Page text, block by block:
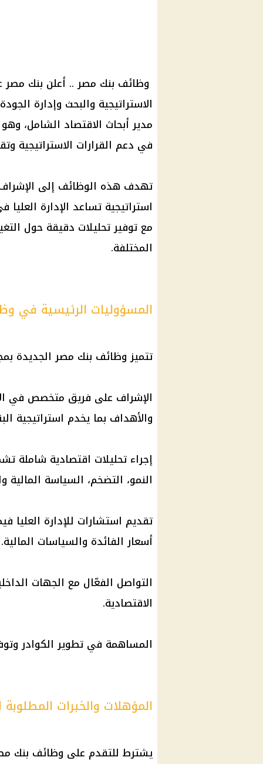
وظائف بنك مصر .. أعلن بنك
الاستراتيجية والبحث وإدارة
مدير أبحاث الاقتصاد الشامل،
في دعم القرارات الاستراتيجية
تهدف هذه الوظائف إلى
استراتيجية تساعد الإدارة
مع توفير تحليلات دقيقة حول
المختلفة.
المسؤوليات الرئيسية في
تتميز وظائف بنك مصر الجديدة
الإشراف على فريق متخصص في
والأهداف بما يخدم استراتيجية
إجراء تحليلات اقتصادية شاملة
النمو، التضخم، السياسة المالية
تقديم استشارات للإدارة العليا
أسعار الفائدة والسياسات المالية.
التواصل الفعّال مع الجهات
الاقتصادية.
المساهمة في تطوير الكوادر
المؤهلات والخبرات
يشترط للتقدم على وظائف بنك مصر